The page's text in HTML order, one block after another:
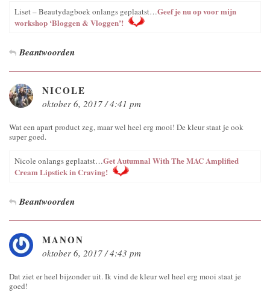
Liset – Beautydagboek onlangs geplaatst…Geef je nu op voor mijn
workshop ‘Bloggen & Vloggen’!
Beantwoorden
NICOLE
oktober 6, 2017 / 4:41 pm
Wat een apart product zeg, maar wel heel erg mooi! De kleur staat je ook
super goed.
Nicole onlangs geplaatst…Get Autumnal With The MAC Amplified
Cream Lipstick in Craving!
Beantwoorden
MANON
oktober 6, 2017 / 4:43 pm
Dat ziet er heel bijzonder uit. Ik vind de kleur wel heel erg mooi staat je
goed!